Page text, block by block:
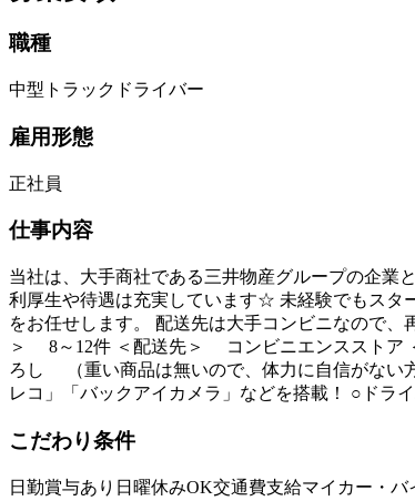
職種
中型トラックドライバー
雇用形態
正社員
仕事内容
当社は、大手商社である三井物産グループの企業
利厚生や待遇は充実しています☆ 未経験でもスタ
をお任せします。 配送先は大手コンビニなので
＞ 8～12件 ＜配送先＞ コンビニエンスストア
ろし （重い商品は無いので、体力に自信がない
レコ」「バックアイカメラ」などを搭載！ ○ドラ
こだわり条件
日勤賞与あり 日曜休みOK交通費支給マイカー・バ